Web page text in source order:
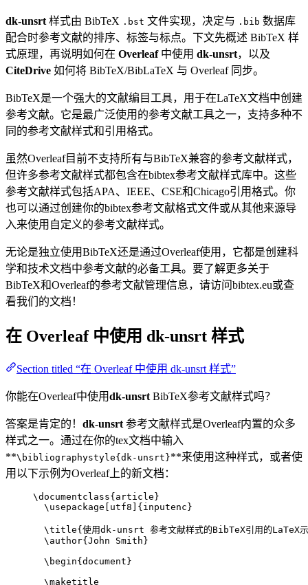
dk-unsrt 样式由 BibTeX .bst 文件实现，决定与 .bib 数据库
配合时参考文献的排序、标签与标点。下文先概述 BibTeX 样
式原理，再说明如何在 Overleaf中使用 dk-unsrt，以及
CiteDrive 如何将 BibTeX/BibLaTeX 与 Overleaf 同步。
BibTeX是一个强大的文献编目工具，用于在LaTeX文档中创建
参考文献。它是最广泛使用的参考文献工具之一，支持多种不
同的参考文献样式和引用格式。
虽然Overleaf目前不支持所有与BibTeX兼容的参考文献样式，
但许多参考文献样式都包含在bibtex参考文献样式库中。这些
参考文献样式包括APA、IEEE、CSE和Chicago引用格式。你
也可以通过创建你的bibtex参考文献格式文件或从其他来源导
入来使用自定义的参考文献样式。
无论是独立使用BibTeX还是通过Overleaf使用，它都是创建科
学和技术文档中参考文献的必备工具。要了解更多关于
BibTeX和Overleaf的参考文献管理信息，请访问bibtex.eu或查
看我们的文档！
在 Overleaf 中使用 dk-unsrt 样式
Section titled “在 Overleaf 中使用 dk-unsrt 样式”
你能在Overleaf中使用dk-unsrtBibTeX参考文献样式吗？
答案是肯定的！ dk-unsrt参考文献样式是Overleaf内置的众多
样式之一。通过在你的tex文档中输入
**\bibliographystyle{dk-unsrt}**来使用这种样式，或者使
用以下示例为Overleaf上的新文档：
\documentclass{ article }
\usepackage
utf8 ]{ inputenc }
\title{使用dk-unsrt 参考文献样式的BibTeX引用的LaTeX
\author{John Smith}
\begin{ document }
\maketitle